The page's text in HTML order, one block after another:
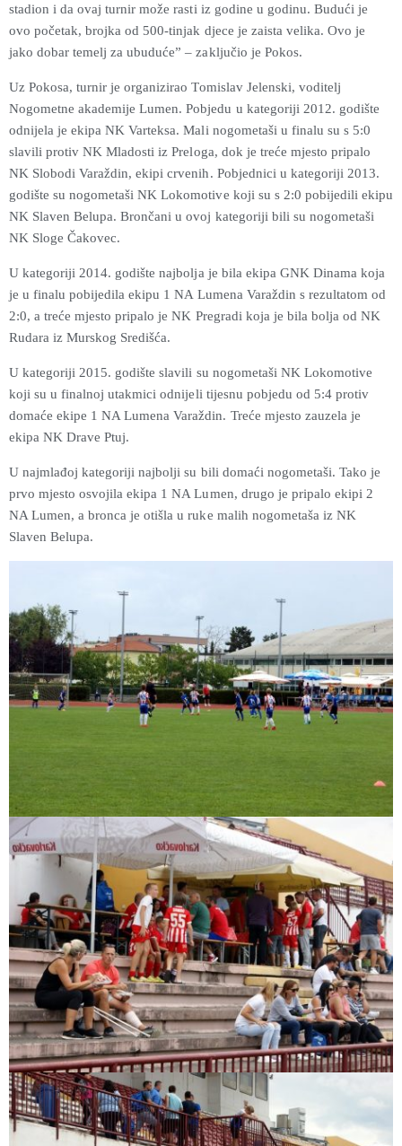
stadion i da ovaj turnir može rasti iz godine u godinu. Budući je
ovo početak, brojka od 500-tinjak djece je zaista velika. Ovo je
jako dobar temelj za ubuduće” – zaključio je Pokos.
Uz Pokosa, turnir je organizirao Tomislav Jelenski, voditelj
Nogometne akademije Lumen. Pobjedu u kategoriji 2012. godište
odnijela je ekipa NK Varteksa. Mali nogometaši u finalu su s 5:0
slavili protiv NK Mladosti iz Preloga, dok je treće mjesto pripalo
NK Slobodi Varaždin, ekipi crvenih. Pobjednici u kategoriji 2013.
godište su nogometaši NK Lokomotive koji su s 2:0 pobijedili ekipu
NK Slaven Belupa. Brončani u ovoj kategoriji bili su nogometaši
NK Sloge Čakovec.
U kategoriji 2014. godište najbolja je bila ekipa GNK Dinama koja
je u finalu pobijedila ekipu 1 NA Lumena Varaždin s rezultatom od
2:0, a treće mjesto pripalo je NK Pregradi koja je bila bolja od NK
Rudara iz Murskog Središća.
U kategoriji 2015. godište slavili su nogometaši NK Lokomotive
koji su u finalnoj utakmici odnijeli tijesnu pobjedu od 5:4 protiv
domaće ekipe 1 NA Lumena Varaždin. Treće mjesto zauzela je
ekipa NK Drave Ptuj.
U najmlađoj kategoriji najbolji su bili domaći nogometaši. Tako je
prvo mjesto osvojila ekipa 1 NA Lumen, drugo je pripalo ekipi 2
NA Lumen, a bronca je otišla u ruke malih nogometaša iz NK
Slaven Belupa.